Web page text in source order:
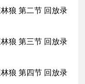
狼 第二节 回放录
狼 第三节 回放录
狼 第四节 回放录